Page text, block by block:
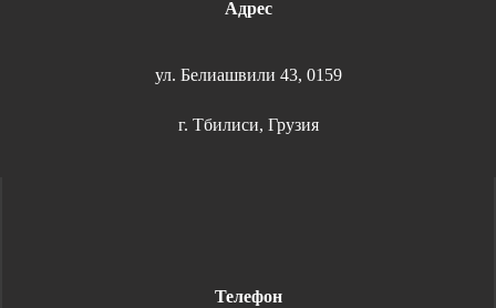
Адрес
ул. Белиашвили 43, 0159
г. Тбилиси, Грузия
Телефон